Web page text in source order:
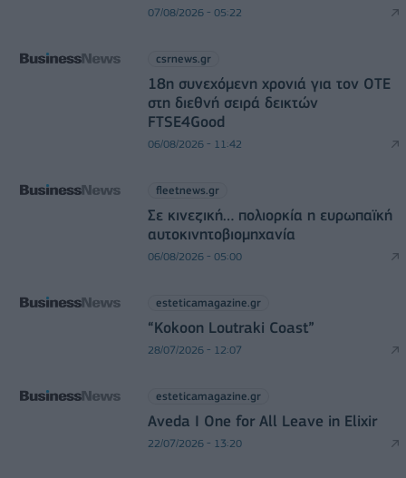
07/08/2026 - 05:22
csrnews.gr
18η συνεχόμενη χρονιά για τον ΟΤΕ
στη διεθνή σειρά δεικτών
FTSE4Good
06/08/2026 - 11:42
fleetnews.gr
Σε κινεζική… πολιορκία η ευρωπαϊκή
αυτοκινητοβιομηχανία
06/08/2026 - 05:00
esteticamagazine.gr
“Kokoon Loutraki Coast”
28/07/2026 - 12:07
esteticamagazine.gr
Aveda I One for All Leave in Elixir
22/07/2026 - 13:20